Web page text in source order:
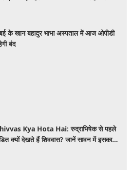
के खान बहादुर भाभा अस्पताल में आज ओपीडी
बंद
Kya Hota Hai: रुद्राभिषेक से पहले
क्यों देखते हैं शिववास? जानें सावन में इसका